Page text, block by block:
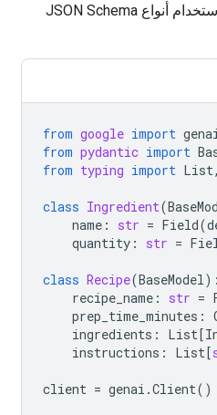
يوضّح هذا المثال كيفية استخراج البيانات المنظَّمة من النص باستخدام أنواع JSON Schema
from google import
from pydantic import
from typing import List,
class Ingredient(
name : str = Field(
quantity : str =
class Recipe(BaseModel):
recipe_name : str =
prep_time_minutes :
ingredients : List[
instructions : List[
client = genai .Client()